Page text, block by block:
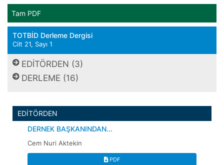
Tam PDF
TOTBİD Derleme Dergisi
Cilt 21, Sayı 1
EDİTÖRDEN (3)
DERLEME (16)
EDİTÖRDEN
DERNEK BAŞKANINDAN...
Cem Nuri Aktekin
PDF